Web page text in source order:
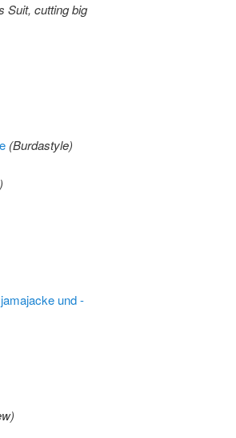
Suit, cutting big
(Burdastyle)
und -